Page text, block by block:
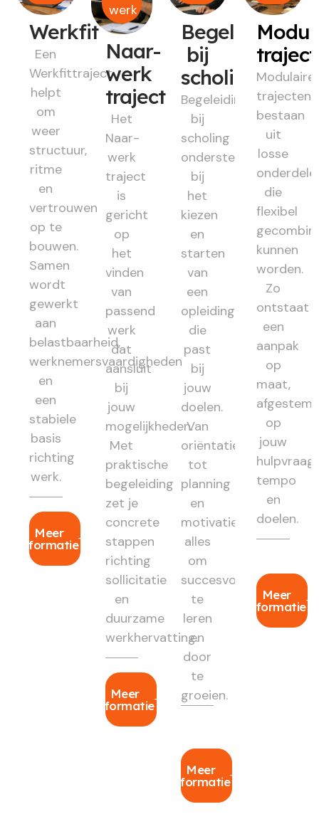
Werkfit
Een
Werkfittraject
helpt
om
weer
structuur,
ritme
en
vertrouwen
op te
bouwen.
Samen
wordt
gewerkt
aan
belastbaarheid,
werknemersvaardigheden
en
een
stabiele
basis
richting
werk.
Meer
informatie
werk
Naar-
werk
traject
Het
Naar-
werk
traject
is
gericht
op
het
vinden
van
passend
werk
dat
aansluit
bij
jouw
mogelijkheden.
Met
praktische
begeleiding
zet je
concrete
stappen
richting
sollicitatie
en
duurzame
werkhervatting.
Meer
informatie
Begeleiding
bij
scholing
Begeleiding
bij
scholing
ondersteunt
bij
het
kiezen
en
starten
van
een
opleiding
die
past
bij
jouw
doelen.
Van
oriëntatie
tot
planning
en
motivatie:
alles
om
succesvol
te
leren
en
door
te
groeien.
Meer
informatie
Modulaire
trajecten
bestaan
uit
losse
die
flexibel
kunnen
worden.
Zo
ontstaat
een
aanpak
op
maat,
op
jouw
hulpvraag,
tempo
en
doelen.
Meer
informatie